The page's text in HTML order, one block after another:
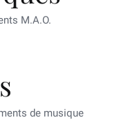
M.A.O.
de musique